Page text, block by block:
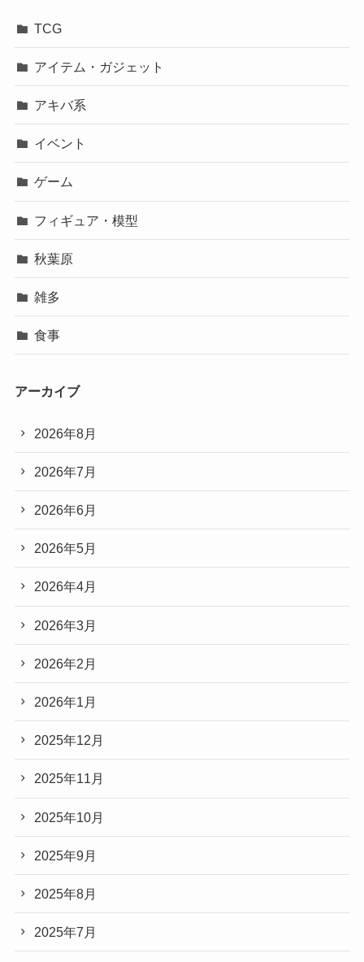
TCG
アイテム・ガジェット
アキバ系
イベント
ゲーム
フィギュア・模型
秋葉原
雑多
食事
アーカイブ
2026年8月
2026年7月
2026年6月
2026年5月
2026年4月
2026年3月
2026年2月
2026年1月
2025年12月
2025年11月
2025年10月
2025年9月
2025年8月
2025年7月